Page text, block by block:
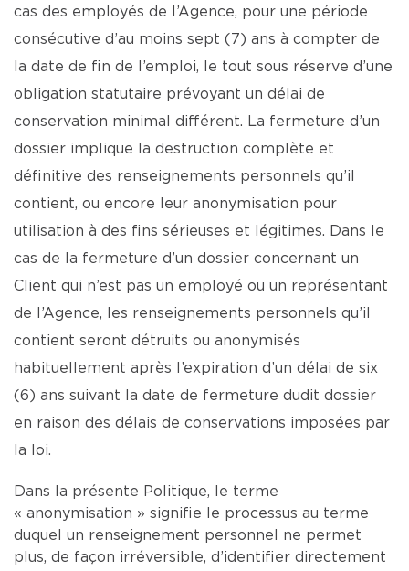
cas des employés de l’Agence, pour une période
consécutive d’au moins sept (7) ans à compter de
la date de fin de l’emploi, le tout sous réserve d’une
obligation statutaire prévoyant un délai de
conservation minimal différent. La fermeture d’un
dossier implique la destruction complète et
définitive des renseignements personnels qu’il
contient, ou encore leur anonymisation pour
utilisation à des fins sérieuses et légitimes. Dans le
cas de la fermeture d’un dossier concernant un
Client qui n’est pas un employé ou un représentant
de l’Agence, les renseignements personnels qu’il
contient seront détruits ou anonymisés
habituellement après l’expiration d’un délai de six
(6) ans suivant la date de fermeture dudit dossier
en raison des délais de conservations imposées par
la loi.
Dans la présente Politique, le terme
« anonymisation » signifie le processus au terme
duquel un renseignement personnel ne permet
plus, de façon irréversible, d’identifier directement